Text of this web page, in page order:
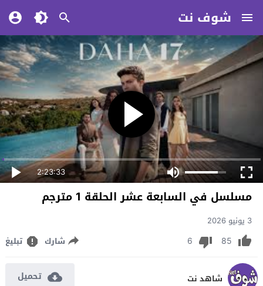
شوف نت
2:23:33
مسلسل في السابعة عشر الحلقة 1 مترجم
3 يونيو 2026
85
6 شارك تبليغ
شاهد نت تحميل